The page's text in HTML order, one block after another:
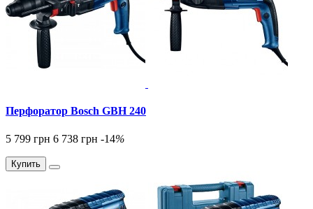
Перфоратор Bosch GBH 240
5 799 грн 6 738 грн -14%
Купить